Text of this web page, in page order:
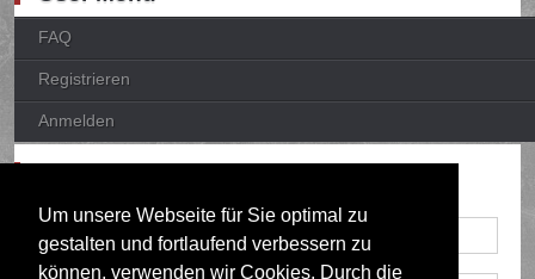
Um unsere Webseite für Sie optimal zu
gestalten und fortlaufend verbessern zu
können, verwenden wir Cookies. Durch die
FAQ
Registrieren
Anmelden